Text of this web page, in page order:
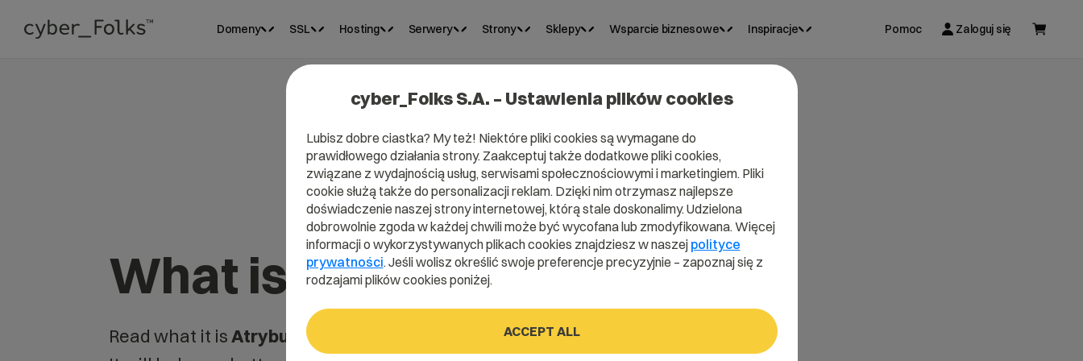
Domeny SSL Hosting Serwery Strony Sklepy Wsparcie biznesowe Inspiracje Pomoc Zaloguj się
What is Atrybucja?
Read what it isAtrybucja
cyber_Folks S.A. – Ustawienia plików cookies
Lubisz dobre ciastka? My też! Niektóre pliki cookies są wymagane do
prawidłowego działania strony. Zaakceptuj także dodatkowe pliki cookies,
związane z wydajnością usług, serwisami społecznościowymi i marketingiem. Pliki
cookie służą także do personalizacji reklam. Dzięki nim otrzymasz najlepsze
doświadczenie naszej strony internetowej, którą stale doskonalimy. Udzielona
dobrowolnie zgoda w każdej chwili może być wycofana lub zmodyfikowana. Więcej
informacji o wykorzystywanych plikach cookies znajdziesz w naszej polityce
prywatności. Jeśli wolisz określić swoje preferencje precyzyjnie – zapoznaj się z
rodzajami plików cookies poniżej.
ACCEPT ALL